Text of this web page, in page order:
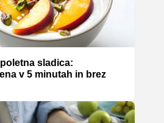
sladica:
v 5 minutah in brez